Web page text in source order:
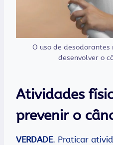
O uso de
desenvolver o
Atividades
prevenir o
VERDADE. Praticar